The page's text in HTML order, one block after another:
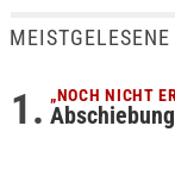
„NOCH NICHT